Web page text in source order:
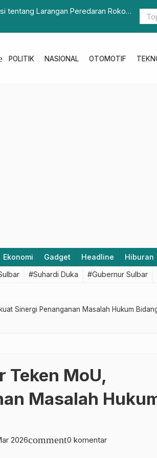
UMKM dan Ciptakan Silaturahmi
POLITIK NASIONAL OTOMOTIF
Ekonomi Gadget Headline Hiburan
#Suhardi Duka #Gubernur Sulbar
Sinergi Penanganan Masalah Hukum
Teken MoU,
Masalah
2026comment0 komentar